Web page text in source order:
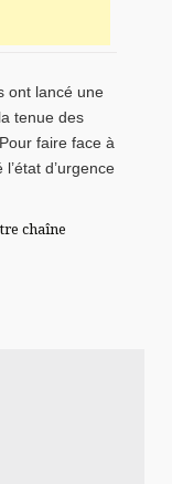
ont lancé une
tenue des
faire face à
d’urgence
chaîne